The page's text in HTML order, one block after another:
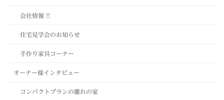
会社情報 !!
住宅見学会のお知らせ
手作り家具コーナー
オーナー様インタビュー
コンパクトプランの離れの家